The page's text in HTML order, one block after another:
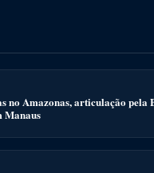
no Amazonas, articulação pela
Manaus